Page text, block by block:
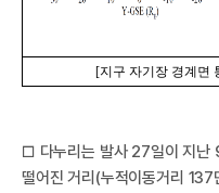
[지구 자기장 경계면
□ 다누리는 발사 27일이 지난
떨어진 거리(누적이동거리